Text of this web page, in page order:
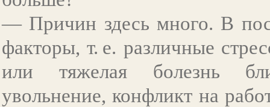
— Причин здесь много. В
факторы, т. е. различные
или тяжелая болезнь
увольнение, конфликт на